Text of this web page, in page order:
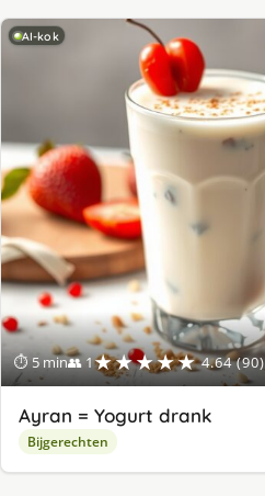
AI-kok
⏱ 5 min👥 1★★★★★ 4.64 (90)
Ayran = Yogurt drank
Bijgerechten